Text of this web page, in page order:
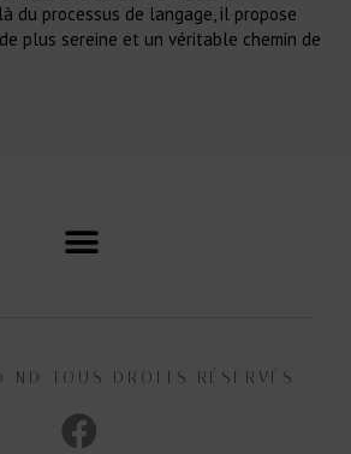
du processus de langage, il propose
plus sereine et un véritable chemin de
TOUS DROITS RÉSERVÉS